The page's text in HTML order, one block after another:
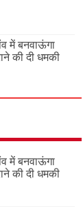
में बनवाऊंगा
की दी धमकी
में बनवाऊंगा
की दी धमकी